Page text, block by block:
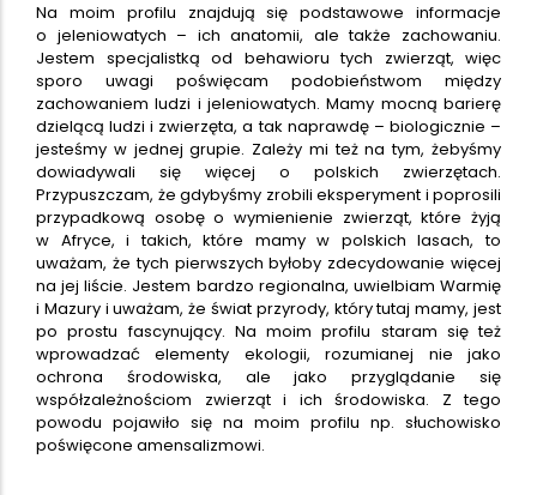
Na moim profilu znajdują się podstawowe informacje
o jeleniowatych – ich anatomii, ale także zachowaniu.
Jestem specjalistką od behawioru tych zwierząt, więc
sporo uwagi poświęcam podobieństwom między
zachowaniem ludzi i jeleniowatych. Mamy mocną barierę
dzielącą ludzi i zwierzęta, a tak naprawdę – biologicznie –
jesteśmy w jednej grupie. Zależy mi też na tym, żebyśmy
dowiadywali się więcej o polskich zwierzętach.
Przypuszczam, że gdybyśmy zrobili eksperyment i poprosili
przypadkową osobę o wymienienie zwierząt, które żyją
w Afryce, i takich, które mamy w polskich lasach, to
uważam, że tych pierwszych byłoby zdecydowanie więcej
na jej liście. Jestem bardzo regionalna, uwielbiam Warmię
i Mazury i uważam, że świat przyrody, który tutaj mamy, jest
po prostu fascynujący. Na moim profilu staram się też
wprowadzać elementy ekologii, rozumianej nie jako
ochrona środowiska, ale jako przyglądanie się
współzależnościom zwierząt i ich środowiska. Z tego
powodu pojawiło się na moim profilu np. słuchowisko
poświęcone amensalizmowi.